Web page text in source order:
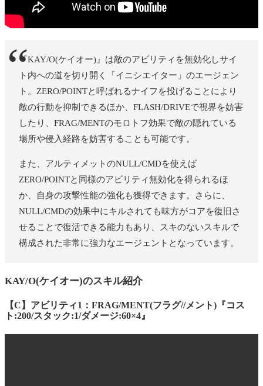
『KAY/O(ケイオー)』は敵のアビリティを無効化しサイ
ト内への道を切り開く「イニシエイター」のエージェン
ト。ZERO/POINTと呼ばれるナイフを投げることにより
敵の行動を抑制できるほか、FLASH/DRIVEで視界を妨害
したり、FRAG/MENTのモロトフ効果で敵の隠れている
場所や侵入経路を妨害することも可能です。
また、アルティメットのNULL/CMDを使えば
ZERO/POINTと同様のアビリティ無効化を得られるほ
か、自身の攻撃性能の強化も獲得できます。さらに、
NULL/CMDの効果中にキルされても味方がコアを復旧さ
せることで復活できる能力もあり、スキのないスキルで
構成された非常に強力なエージェントとなっています。
KAY/O(ケイオー)のスキル紹介
【C】アビリティ1：FRAG/MENT(フラグ//メント)『コス
ト:200/スタック:1/ダメージ:60×4』